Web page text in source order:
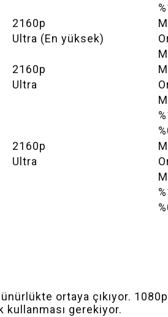
2160p
Ultra (En yüksek)
2160p
Ultra
2160p
Ultra
ortaya çıkıyor.
gerekiyor.